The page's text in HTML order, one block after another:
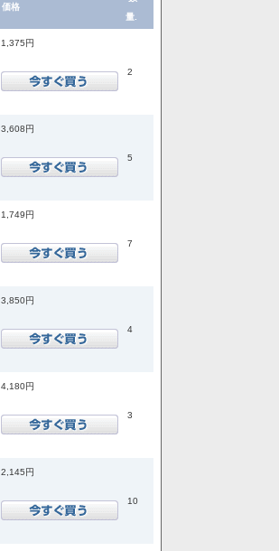
価格
量.
1,375円
2
3,608円
5
1,749円
7
3,850円
4
4,180円
3
2,145円
10